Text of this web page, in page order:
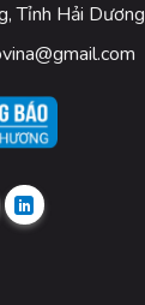
Tỉnh Hải Dương